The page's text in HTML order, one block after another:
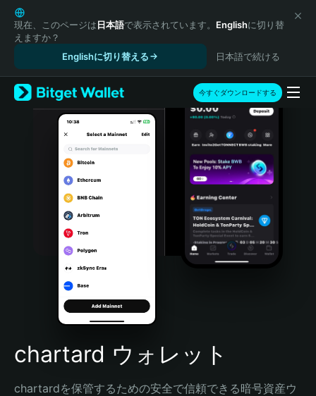
English
日本語
Tiếng Việt
Español (Latinoamérica)
Türkçe
Italiano
Português (Portugal)
Bahasa Indonesia
Português (Brasil)
Español (Argentina)
現在、このページは日本語で表示されています。 Englishに切り替
えますか？
Englishに切り替える
日本語で続ける
今すぐダウンロードする
chartard ウォレット
chartardを保管するための安全で信頼できる暗号資産ウ